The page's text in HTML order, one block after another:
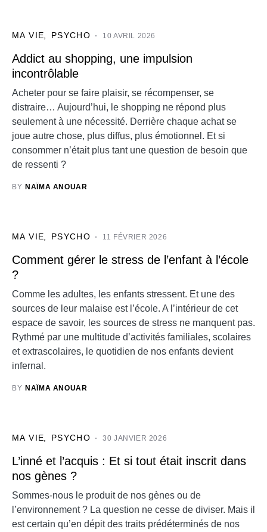
MA VIE PSYCHO 10 AVRIL 2026
Addict au shopping, une impulsion
incontrôlable
Acheter pour se faire plaisir, se récompenser, se
distraire… Aujourd’hui, le shopping ne répond plus
seulement à une nécessité. Derrière chaque achat se
joue autre chose, plus diffus, plus émotionnel. Et si
consommer n’était plus tant une question de besoin que
de ressenti ?
BY NAÏMA ANOUAR
MA VIE PSYCHO 11 FÉVRIER 2026
Comment gérer le stress de l’enfant à l’école
?
Comme les adultes, les enfants stressent. Et une des
sources de leur malaise est l’école. A l’intérieur de cet
espace de savoir, les sources de stress ne manquent pas.
Rythmé par une multitude d’activités familiales, scolaires
et extrascolaires, le quotidien de nos enfants devient
infernal.
BY NAÏMA ANOUAR
MA VIE PSYCHO 30 JANVIER 2026
L’inné et l’acquis : Et si tout était inscrit dans
nos gènes ?
Sommes-nous le produit de nos gènes ou de
l’environnement ? La question ne cesse de diviser. Mais il
est certain qu’en dépit des traits prédéterminés de nos